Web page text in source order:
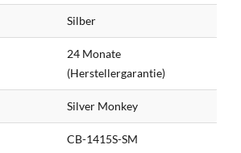
Silber
24 Monate
(Herstellergarantie)
Silver Monkey
CB-1415S-SM